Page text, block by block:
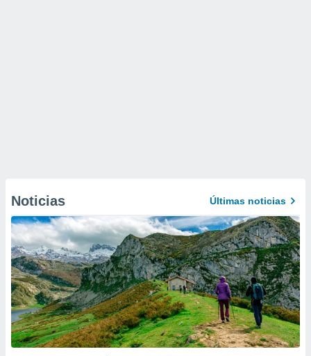
Noticias Últimas noticias